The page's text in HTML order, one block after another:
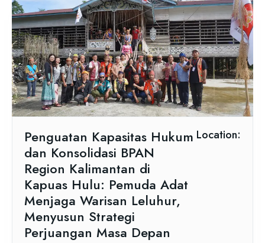
Penguatan Kapasitas Hukum
dan Konsolidasi BPAN
Region Kalimantan di
Kapuas Hulu: Pemuda Adat
Menjaga Warisan Leluhur,
Menyusun Strategi
Perjuangan Masa Depan
Location: